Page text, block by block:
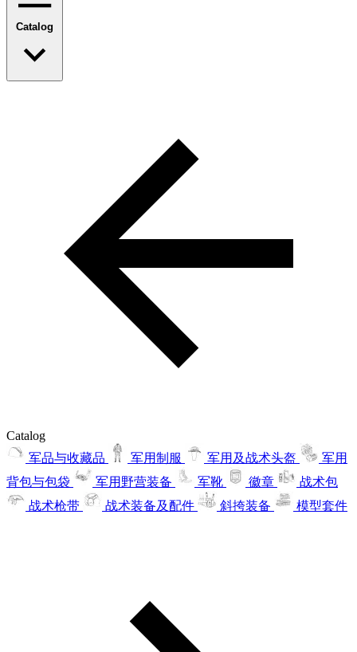
Catalog
Catalog
军品与收藏品
军用制服 军用及战术头盔
军用
背包与包袋
军用野营装备 军靴 徽章
战术包
战术枪带
战术装备及配件 斜挎装备 模型套件